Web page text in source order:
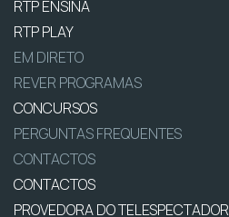
RTP ENSINA
RTP PLAY
EM DIRETO
REVER PROGRAMAS
CONCURSOS
PERGUNTAS FREQUENTES
CONTACTOS
CONTACTOS
PROVEDORA DO TELESPECTADOR